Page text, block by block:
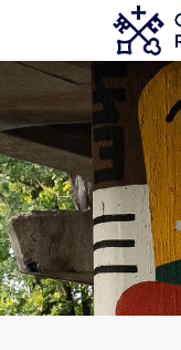
Skip to main content